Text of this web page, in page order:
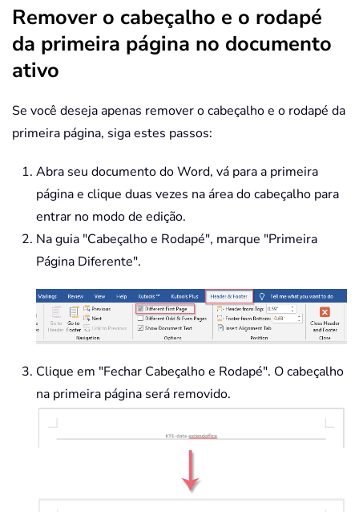
Remover o cabeçalho e o rodapé
da primeira página no documento
ativo
Se você deseja apenas remover o cabeçalho e o rodapé da
primeira página, siga estes passos:
Abra seu documento do Word, vá para a primeira
página e clique duas vezes na área do cabeçalho para
entrar no modo de edição.
Na guia "Cabeçalho e Rodapé", marque "Primeira
Página Diferente".
Clique em "Fechar Cabeçalho e Rodapé". O cabeçalho
na primeira página será removido.